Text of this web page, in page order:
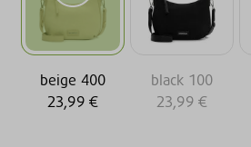
beige 400
23,99 €
black 100
23,99 €